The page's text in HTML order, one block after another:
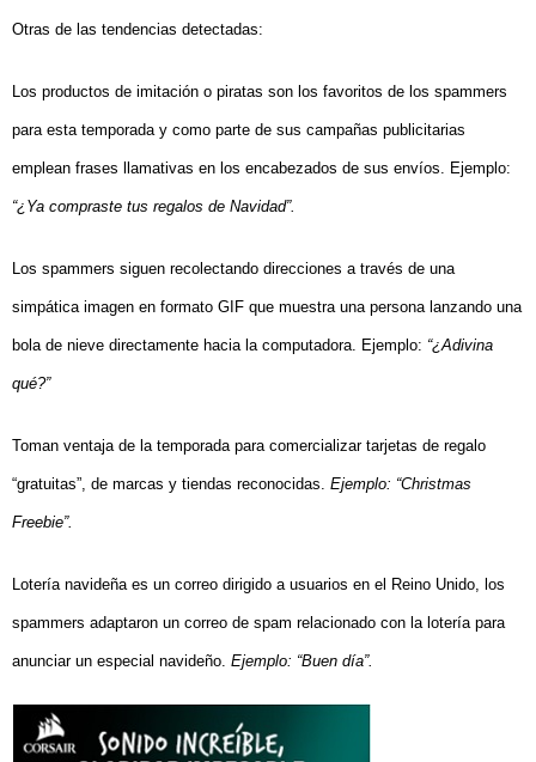
Otras de las tendencias detectadas:
Los productos de imitación o piratas son los favoritos de los spammers
para esta temporada y como parte de sus campañas publicitarias
emplean frases llamativas en los encabezados de sus envíos. Ejemplo:
“¿Ya compraste tus regalos de Navidad”.
Los spammers siguen recolectando direcciones a través de una
simpática imagen en formato GIF que muestra una persona lanzando una
bola de nieve directamente hacia la computadora. Ejemplo: “¿Adivina
qué?”
Toman ventaja de la temporada para comercializar tarjetas de regalo
“gratuitas”, de marcas y tiendas reconocidas. Ejemplo: “Christmas
Freebie”.
Lotería navideña es un correo dirigido a usuarios en el Reino Unido, los
spammers adaptaron un correo de spam relacionado con la lotería para
anunciar un especial navideño. Ejemplo: “Buen día”.